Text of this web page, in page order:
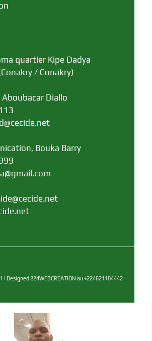
quartier Kipe Dadya
/ Conakry)
Diallo
Bouka Barry
| Designed 224WEBCREATION au +224621104442